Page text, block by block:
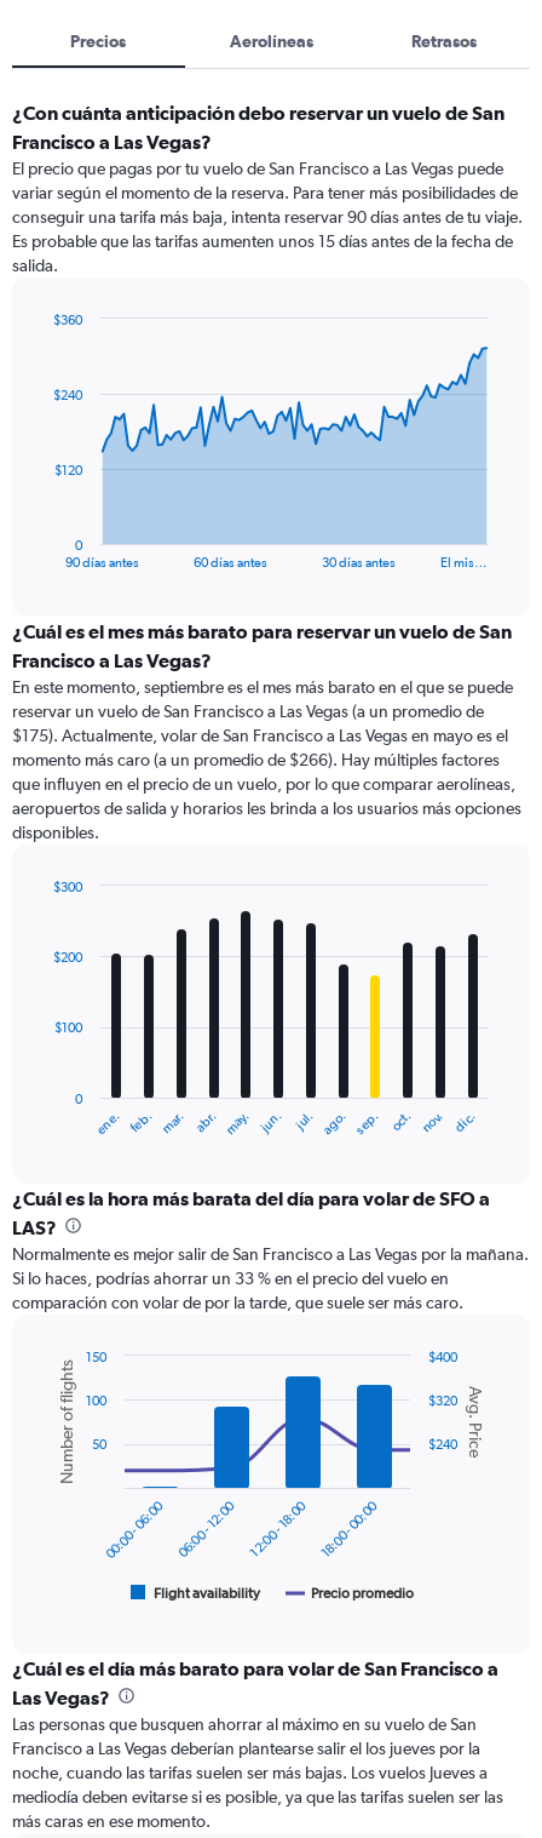
Precios Aerolíneas Retrasos
¿Con cuánta anticipación debo reservar un vuelo de San
Francisco a Las Vegas?
El precio que pagas por tu vuelo de San Francisco a Las Vegas puede
variar según el momento de la reserva. Para tener más posibilidades de
conseguir una tarifa más baja, intenta reservar 90 días antes de tu viaje.
Es probable que las tarifas aumenten unos 15 días antes de la fecha de
salida.
data
The
categories.
Range:
categories.
The
chart
has
1
Y
axis
values.
to
90 días antes 60 días antes 30 días antes El mis…
0
$120
$240
$360
¿Cuál es el mes más barato para reservar un vuelo de San
Francisco a Las Vegas?
En este momento, septiembre es el mes más barato en el que se puede
reservar un vuelo de San Francisco a Las Vegas (a un promedio de
$175). Actualmente, volar de San Francisco a Las Vegas en mayo es el
momento más caro (a un promedio de $266). Hay múltiples factores
que influyen en el precio de un vuelo, por lo que comparar aerolíneas,
aeropuertos de salida y horarios les brinda a los usuarios más opciones
disponibles.
with
12
The
categories.
Range:
categories.
The
chart
axis
displaying
values.
Range:
ene. feb. mar. abr. may. jun. jul. ago. sep. oct. nov. dic.
0
$100
$200
$300
¿Cuál es la hora más barata del día para volar de SFO a
LAS?
Normalmente es mejor salir de San Francisco a Las Vegas por la mañana.
Si lo haces, podrías ahorrar un 33 % en el precio del vuelo en
comparación con volar de por la tarde, que suele ser más caro.
Combination
chart
with
data
series.
displaying
categories.
Range:
6
categories.
The
chart
has
Chart
graphic.
Avg. Price
Number of flights
Flight availability Precio promedio
00:00 - 06:00 06:00 - 12:00 12:00 - 18:00 18:00 - 00:00
$240
$320
$400
50
100
150
¿Cuál es el día más barato para volar de San Francisco a
Las Vegas?
Las personas que busquen ahorrar al máximo en su vuelo de San
Francisco a Las Vegas deberían plantearse salir el los jueves por la
noche, cuando las tarifas suelen ser más bajas. Los vuelos Jueves a
mediodía deben evitarse si es posible, ya que las tarifas suelen ser las
más caras en ese momento.